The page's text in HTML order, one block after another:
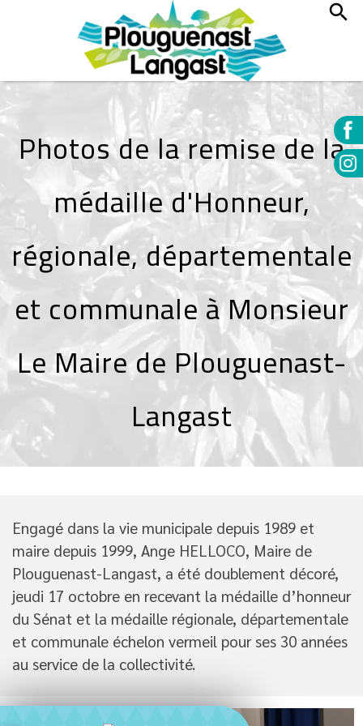
Photos de la remise de la
médaille d'Honneur,
régionale, départementale
et communale à Monsieur
Le Maire de Plouguenast-
Langast
Engagé dans la vie municipale depuis 1989 et
maire depuis 1999, Ange HELLOCO, Maire de
Plouguenast-Langast, a été doublement décoré,
jeudi 17 octobre en recevant la médaille d’honneur
du Sénat et la médaille régionale, départementale
et communale échelon vermeil pour ses 30 années
au service de la collectivité.